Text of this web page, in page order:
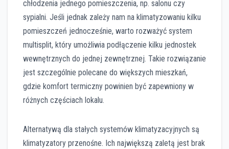
chłodzenia jednego pomieszczenia, np. salonu czy
sypialni. Jeśli jednak zależy nam na klimatyzowaniu kilku
pomieszczeń jednocześnie, warto rozważyć system
multisplit, który umożliwia podłączenie kilku jednostek
wewnętrznych do jednej zewnętrznej. Takie rozwiązanie
jest szczególnie polecane do większych mieszkań,
gdzie komfort termiczny powinien być zapewniony w
różnych częściach lokalu.
Alternatywą dla stałych systemów klimatyzacyjnych są
klimatyzatory przenośne. Ich największą zaletą jest brak